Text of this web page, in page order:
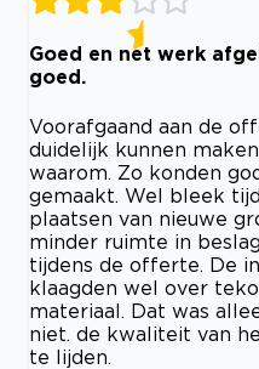
Goed en net werk
goed.
Voorafgaand aan de
duidelijk kunnen
waarom. Zo konden
gemaakt. Wel bleek
plaatsen van nieuwe
minder ruimte in
tijdens de offerte. De
klaagden wel over
materiaal. Dat was
niet. de kwaliteit van
te lijden.